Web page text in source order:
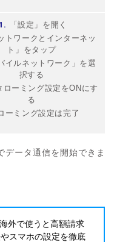
「設定」を開く
トワークとインターネッ
ト」をタップ
イルネットワーク」を選
択する
ローミング設定をONにす
る
ーミング設定は完了
データ通信を開始できま
外で使うと高額請求
スマホの設定を徹底